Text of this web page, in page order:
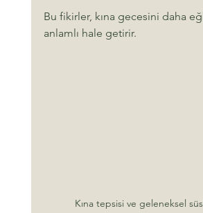
Bu fikirler, kına gecesini daha
anlamlı hale getirir.
Kına tepsisi ve geleneksel